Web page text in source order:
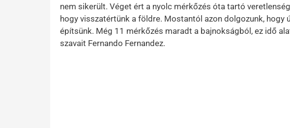
nem sikerült. Véget ért a nyolc mérkőzés óta tartó
hogy visszatértünk a földre. Mostantól azon dolgozunk, hogy
építsünk. Még 11 mérkőzés maradt a bajnokságból, ez idő
szavait Fernando Fernandez.